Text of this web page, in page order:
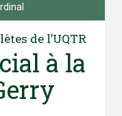
de l’UQTR
à la